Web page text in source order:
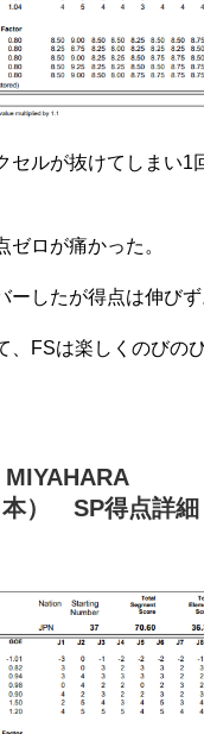
セルが抜けてしまい1
ゼロが痛かった。
ーしたが得点は伸びず
、FSは楽しくのびの
本） SP得点詳細